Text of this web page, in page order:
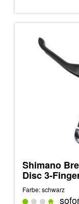
Shimano
Disc 3-
Farbe: schwarz